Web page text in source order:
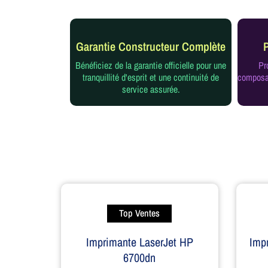
Garantie Constructeur Complète
Bénéficiez de la garantie officielle pour une
tranquillité d'esprit et une continuité de
service assurée.
Top Ventes
Imprimante LaserJet HP
6700dn